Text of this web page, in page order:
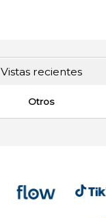
Vistas recientes
Otros